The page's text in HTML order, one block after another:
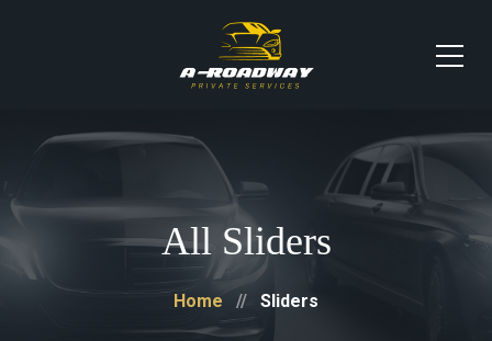
All Sliders
Home Sliders